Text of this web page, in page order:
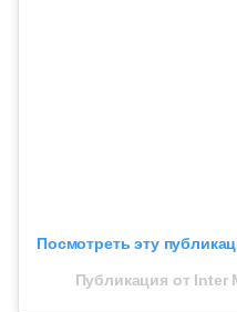
Посмотреть эту
Публикация от Inter